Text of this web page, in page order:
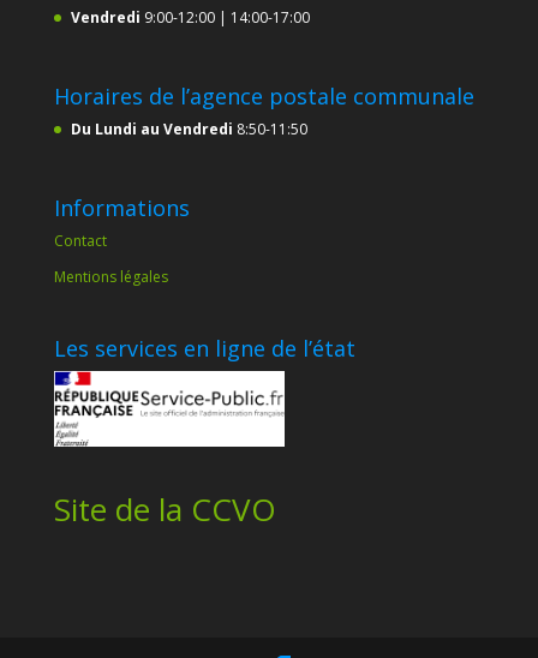
Vendredi 9:00-12:00 | 14:00-17:00
Horaires de l’agence postale communale
Du Lundi au Vendredi 8:50-11:50
Informations
Contact
Mentions légales
Les services en ligne de l’état
Site de la CCVO